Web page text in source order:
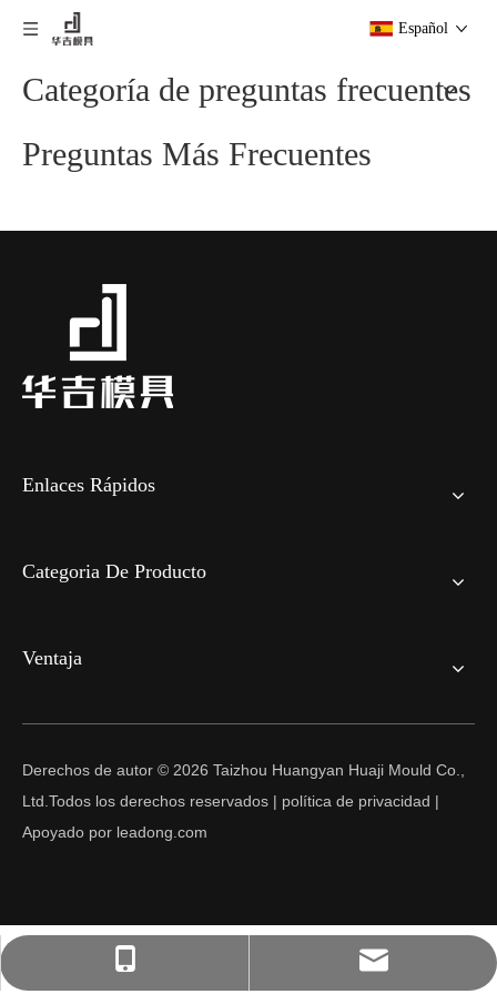
Español
Categoría de preguntas frecuentes
Preguntas Más Frecuentes
Enlaces Rápidos
Categoria De Producto
Ventaja
Derechos de autor © 2026 Taizhou Huangyan Huaji Mould Co.,
Ltd.Todos los derechos reservados | política de privacidad |
Apoyado por leadong.com